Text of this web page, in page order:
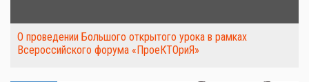
О проведении Большого открытого урока в рамках
Всероссийского форума «ПроеКТОриЯ»